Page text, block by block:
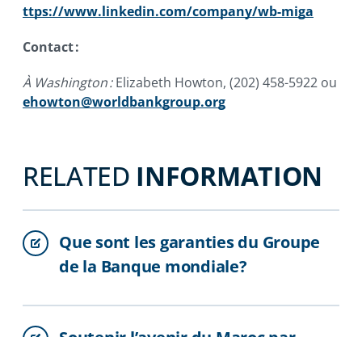
ttps://www.linkedin.com/company/wb-miga
Contact :
À Washington :Elizabeth Howton, (202) 458-5922 ou
ehowton@worldbankgroup.org
RELATED INFORMATION
Que sont les garanties du Groupe
de la Banque mondiale?